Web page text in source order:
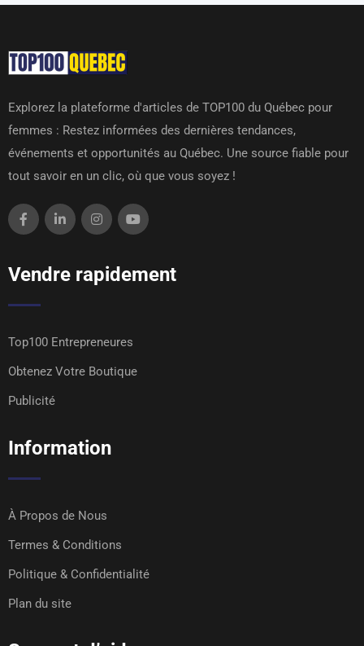
Explorez la plateforme d'articles de TOP100 du Québec pour
femmes : Restez informées des dernières tendances,
événements et opportunités au Québec. Une source fiable pour
tout savoir en un clic, où que vous soyez !
Vendre rapidement
Top100 Entrepreneures
Obtenez Votre Boutique
Publicité
Information
À Propos de Nous
Termes & Conditions
Politique & Confidentialité
Plan du site